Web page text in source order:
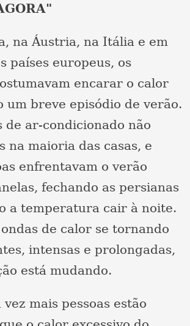
na Áustria, na Itália e em
países europeus, os
encarar o calor
um breve episódio de verão.
de ar-condicionado não
na maioria das casas, e
enfrentavam o verão
fechando as persianas
a temperatura cair à noite.
de calor se tornando
intensas e prolongadas,
está mudando.
mais pessoas estão